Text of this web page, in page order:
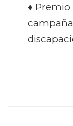
♦ Premio